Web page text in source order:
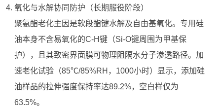
氧化与水解协同防护（长期服役阶段）
聚氨酯老化主因是软段酯键水解及自由基氧化。专用硅
油本身不含易氧化的C-H键（Si-O键周围为甲基保
护），且其致密界面膜可物理阻隔水分子渗透路径。加
速老化试验（85℃/85%RH，1000小时）显示，添加硅
油样品的拉伸强度保持率达89.2%，空白样仅为
63.5%。